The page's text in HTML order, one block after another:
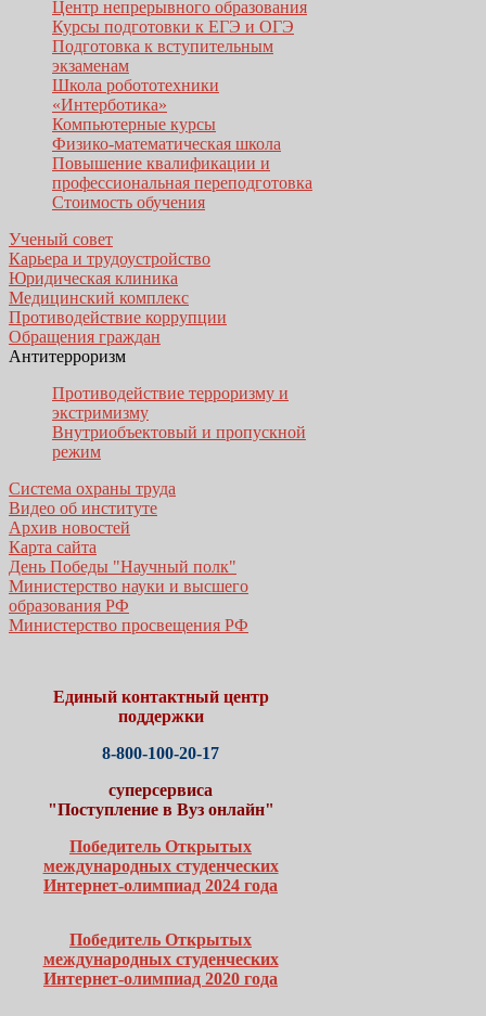
Центр непрерывного образования
Курсы подготовки к ЕГЭ и ОГЭ
Подготовка к вступительным
экзаменам
Школа робототехники
«Интерботика»
Компьютерные курсы
Физико-математическая школа
Повышение квалификации и
профессиональная переподготовка
Стоимость обучения
Ученый совет
Карьера и трудоустройство
Юридическая клиника
Медицинский комплекс
Противодействие коррупции
Обращения граждан
Антитерроризм
Противодействие терроризму и
экстримизму
Внутриобъектовый и пропускной
режим
Система охраны труда
Видео об институте
Архив новостей
Карта сайта
День Победы "Научный полк"
Министерство науки и высшего
образования РФ
Министерство просвещения РФ
Единый контактный центр
поддержки
8-800-100-20-17
суперсервиса
"Поступление в Вуз онлайн"
Победитель Открытых
международных студенческих
Интернет-олимпиад 2024 года
Победитель Открытых
международных студенческих
Интернет-олимпиад 2020 года